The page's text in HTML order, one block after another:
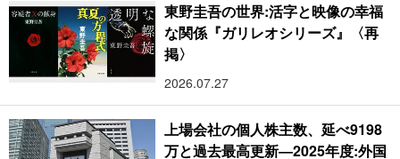
東野圭吾の世界:活字と映像の幸福
な関係『ガリレオシリーズ』〈再
掲〉
2026.07.27
上場会社の個人株主数、延べ9198
万と過去最高更新―2025年度:外国